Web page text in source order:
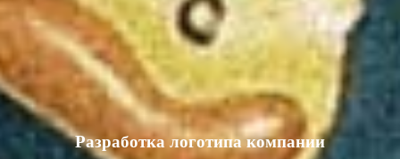
Разработка логотипа компании